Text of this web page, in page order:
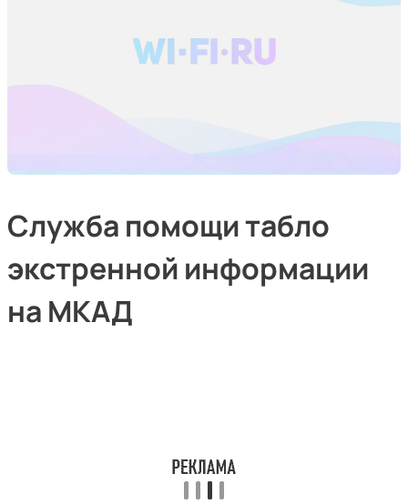
Служба помощи табло
экстренной информации
на МКАД